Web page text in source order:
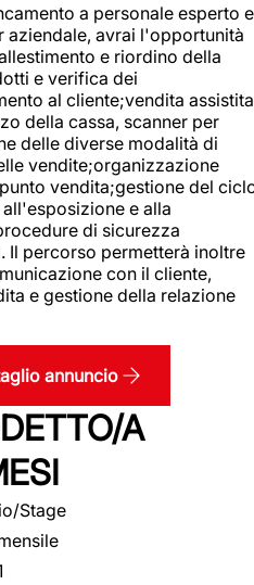
a personale esperto e
aziendale, avrai l'opportunità
e riordino della
e verifica dei
al cliente;vendita assistita
della cassa, scanner per
delle diverse modalità di
vendite;organizzazione
vendita;gestione del
e alla
di sicurezza
Il percorso permetterà inoltre
con il cliente,
e gestione della relazione
annuncio
A
Stage